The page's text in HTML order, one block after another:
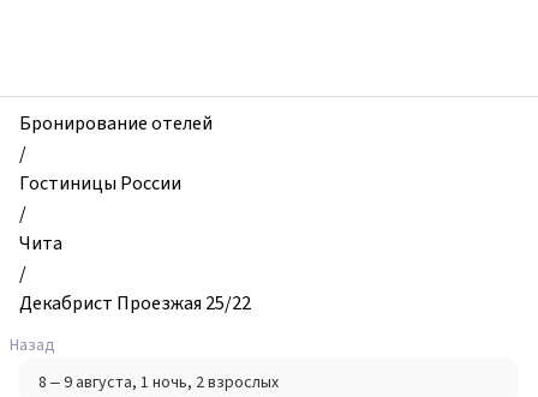
Декабрист
Проезжая
25/22,
Чита,
Россия
Бронирование отелей
/
Гостиницы России
/
Чита
/
Декабрист Проезжая 25/22
Назад
8 – 9 августа, 1 ночь, 2 взрослых